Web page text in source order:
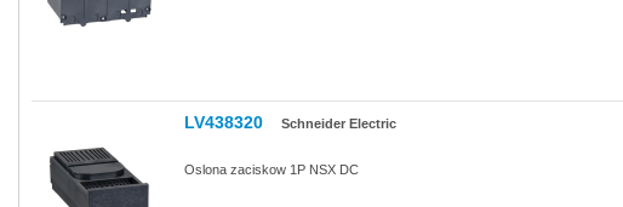
LV438320 Schneider Electric
Oslona zaciskow 1P NSX DC